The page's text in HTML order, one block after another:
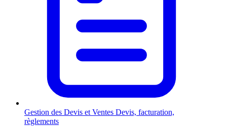
Gestion des Devis et Ventes Devis, facturation,
règlements